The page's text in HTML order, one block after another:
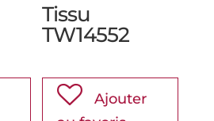
Tissu
TW14552
Ajouter